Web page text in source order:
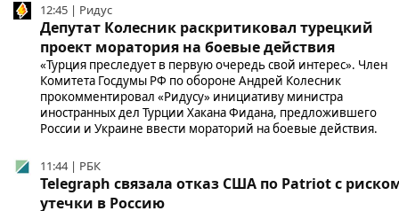
12:45 | Ридус
Депутат Колесник раскритиковал турецкий
проект моратория на боевые действия
«Турция преследует в первую очередь свой интерес». Член
Комитета Госдумы РФ по обороне Андрей Колесник
прокомментировал «Ридусу» инициативу министра
иностранных дел Турции Хакана Фидана, предложившего
России и Украине ввести мораторий на боевые действия.
11:44 | РБК
Telegraph связала отказ США по Patriot с
утечки в Россию